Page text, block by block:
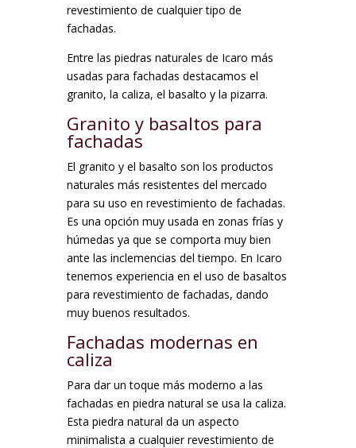
revestimiento de cualquier tipo de
fachadas.
Entre las piedras naturales de Icaro más
usadas para fachadas destacamos el
granito, la caliza, el basalto y la pizarra.
Granito y basaltos para
fachadas
El granito y el basalto son los productos
naturales más resistentes del mercado
para su uso en revestimiento de fachadas.
Es una opción muy usada en zonas frías y
húmedas ya que se comporta muy bien
ante las inclemencias del tiempo. En Icaro
tenemos experiencia en el uso de basaltos
para revestimiento de fachadas, dando
muy buenos resultados.
Fachadas modernas en
caliza
Para dar un toque más moderno a las
fachadas en piedra natural se usa la caliza.
Esta piedra natural da un aspecto
minimalista a cualquier revestimiento de